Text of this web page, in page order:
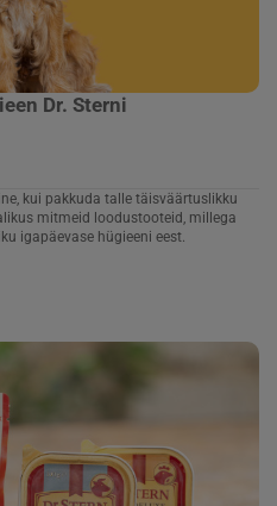
Dr. Sterni
kui pakkuda talle täisväärtuslikku
mitmeid loodustooteid, millega
igapäevase hügieeni eest.